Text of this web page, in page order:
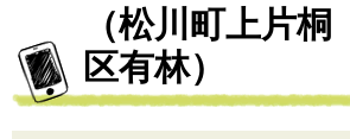
（松川町上片桐
区有林）